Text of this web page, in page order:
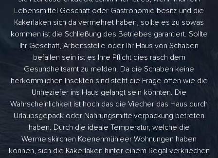
Lebensmittel Geschäft oder Gastronomie besitz und die
Kakerlaken sich da vermehret haben, sollte es zu sowas
kommen ist die Schließung des Betriebes garantiert. Sollte
Ihr Geschäft, Arbeitsstelle oder Ihr Haus von Schaben
befallen sein ist es Ihre Pflicht dies rasch dem
Gesundheitsamt zu melden. Da die Schaben keine
herkömmlichen Insekten sind steht die Frage offen wie die
Unheziefer ins Haus gelangt sein könnten. Die
Wahrscheinlichkeit ist hoch das die Viecher das Haus durch
Urlaubsgepäck oder Nahrungsmittelverpackung betreten
haben. Durch die ideale Temperatur, welche die
Wermelskirchen Koenenmühleer Wohnungen haben
können, sich die Kakerlaken hinter einem Regal verkriechen